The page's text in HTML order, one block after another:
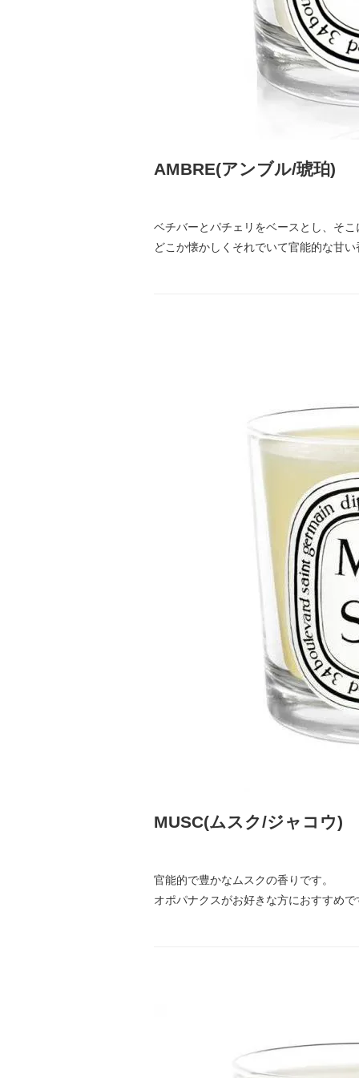
AMBRE(アンブル/琥珀)
ベチバーとパチェリをベースとし、そ
どこか懐かしくそれでいて官能的な甘
MUSC(ムスク/ジャコウ)
官能的で豊かなムスクの香りです。
オポパナクスがお好きな方におすすめで